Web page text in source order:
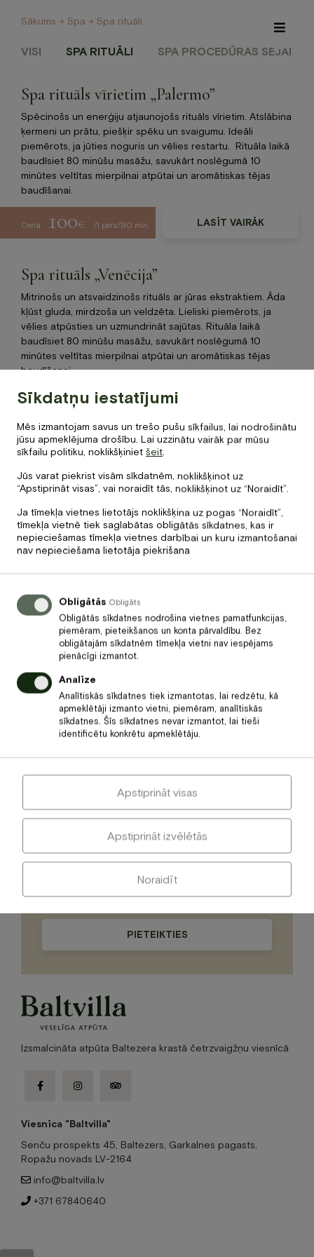
Īpašie piedāvājumi Internetveikals
Viesnīca
Spa
Veselības centrs
Jaunumi
Dāvanu karte
Galerija
Kontakti
BOOK NOW
+371 67840640
facebook-
f
instagramtripadvisor
LV
EN
Sākums → Spa → Spa rituāli
VISI SPA RITUĀLI SPA PROCEDŪRAS SEJAI
Spa rituāls vīrietim „Palermo”
Spēcinošs un enerģiju atjaunojošs rituāls vīrietim. Atslābina
ķermeni un prātu, piešķir spēku un svaigumu. Ideāli
piemērots, ja jūties noguris un vēlies restartu. Rituāla laikā
baudīsiet 80 minūšu masāžu, savukārt noslēgumā 10
minūtes veltītas mierpilnai atpūtai un aromātiskas tējas
baudīšanai.
LASĪT VAIRĀK
Cena 100€ /1 pers./90 min.
Spa rituāls „Venēcija”
Mitrinošs un atsvaidzinošs rituāls ar jūras ekstraktiem. Āda
kļūst gluda, mirdzoša un veldzēta. Lieliski piemērots, ja
vēlies atpūsties un uzmundrināt sajūtas. Rituāla laikā
baudīsiet 80 minūšu masāžu, savukārt noslēgumā 10
minūtes veltītas mierpilnai atpūtai un aromātiskas tējas
baudīšanai.
Cena 120€ /1 pers./90 min.
Spa rituāls „Florence”
Ādu atjaunojošs un relaksējošs rituāls ar dabīgiem
ekstraktiem. Sniedz dziļu kopšanu un mieru prātam. Īstā
izvēle, ja vēlies palutināt sevi un sajust harmoniju. Rituāla
laikā baudīsiet 80 minūšu masāžu, savukārt noslēgumā 10
minūtes veltītas mierpilnai atpūtai un aromātiskas tējas
baudīšanai.
120
Spa rituāls „Roma”
Greznības un miera pilns rituāls, kas ļauj uz brīdi apstāties.
Palīdz atslābināties un izbaudīt īpašu kopšanas pieredzi.
Piemērots tiem, kas ilgojas pēc miera un itāliska
dzīvesprieka. Rituāla laikā baudīsiet 80 minūšu masāžu,
savukārt noslēgumā 10 minūtes veltītas mierpilnai atpūtai
un aromātiskas tējas baudīšanai.
100€
Piesakieties jaunumiem
Izsmalcināta atpūta Baltezera krastā četrzvaigžņu viesnīcā
facebook-instagramtripadvisor
Viesnīca "Baltvilla"
Senču prospekts 45, Baltezers, Garkalnes pagasts,
Ropažu novads LV-2164
info@baltvilla.lv
+371 67840640
Sīkdatņu iestatījumi
Mēs izmantojam savus un trešo pušu sīkfailus, lai nodrošinātu
jūsu apmeklējuma drošību. Lai uzzinātu vairāk par mūsu
sīkfailu politiku, noklikšķiniet šeit
Jūs varat piekrist visām sīkdatnēm, noklikšķinot uz
“Apstiprināt visas”, vai noraidīt tās, noklikšķinot uz “Noraidīt”.
Ja tīmekļa vietnes lietotājs noklikšķina uz pogas “Noraidīt”,
tīmekļa vietnē tiek saglabātas obligātās sīkdatnes, kas ir
nepieciešamas tīmekļa vietnes darbībai un kuru izmantošanai
nav nepieciešama lietotāja piekrišana
Obligātās Obligāts
Obligātās sīkdatnes nodrošina vietnes pamatfunkcijas,
piemēram, pieteikšanos un konta pārvaldību. Bez
obligātajām sīkdatnēm tīmekļa vietni nav iespējams
pienācīgi izmantot.
Analīze
Analītiskās sīkdatnes tiek izmantotas, lai redzētu, kā
apmeklētāji izmanto vietni, piemēram, analītiskās
sīkdatnes. Šīs sīkdatnes nevar izmantot, lai tieši
identificētu konkrētu apmeklētāju.
Noraidīt
Apstiprināt izvēlētās
Apstiprināt visas